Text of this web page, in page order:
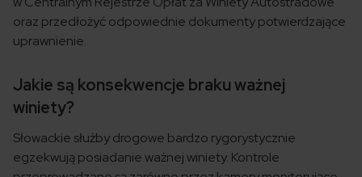
oraz przedłożyć odpowiednie dokumenty potwierdzające
uprawnienie.
Jakie są konsekwencje braku ważnej
winiety?
Słowackie służby drogowe bardzo rygorystycznie
egzekwują posiadanie ważnej winiety. Kontrole